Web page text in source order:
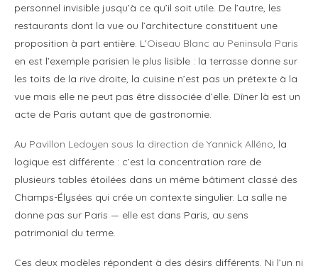
personnel invisible jusqu’à ce qu’il soit utile. De l’autre, les
restaurants dont la vue ou l’architecture constituent une
proposition à part entière. L’Oiseau Blanc au Peninsula Paris
en est l’exemple parisien le plus lisible : la terrasse donne sur
les toits de la rive droite, la cuisine n’est pas un prétexte à la
vue mais elle ne peut pas être dissociée d’elle. Dîner là est un
acte de Paris autant que de gastronomie.
Au Pavillon Ledoyen sous la direction de Yannick Alléno, la
logique est différente : c’est la concentration rare de
plusieurs tables étoilées dans un même bâtiment classé des
Champs-Élysées qui crée un contexte singulier. La salle ne
donne pas sur Paris — elle est dans Paris, au sens
patrimonial du terme.
Ces deux modèles répondent à des désirs différents. Ni l’un ni